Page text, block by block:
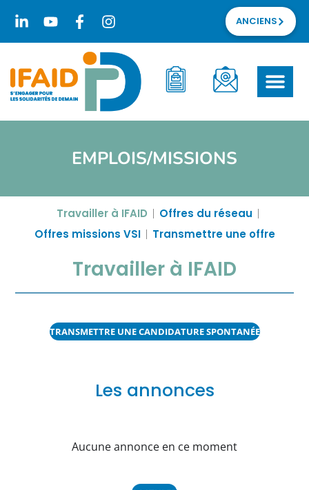
ANCIENS
EMPLOIS/MISSIONS
Travailler à IFAID
Offres du réseau
Offres missions VSI
Transmettre une offre
Travailler à IFAID
TRANSMETTRE UNE CANDIDATURE SPONTANÉE
Les annonces
Aucune annonce en ce moment